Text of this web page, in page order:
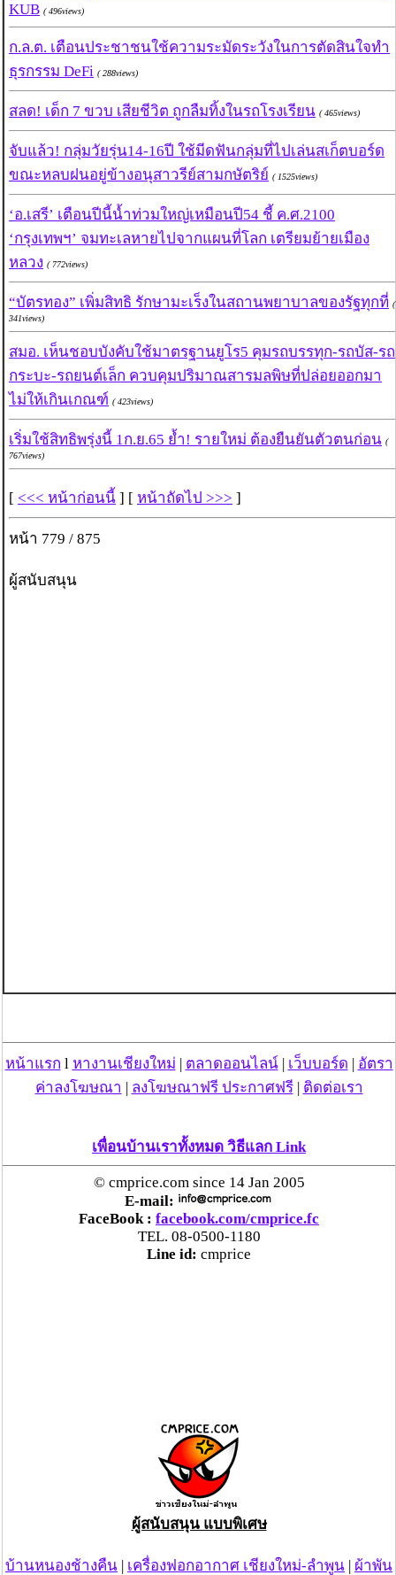
KUB ( 496views)
ก.ล.ต. เตือนประชาชนใช้ความระมัดระวังในการตัดสินใจทำ
ธุรกรรม DeFi ( 288views)
สลด! เด็ก 7 ขวบ เสียชีวิต ถูกลืมทิ้งในรถโรงเรียน ( 465views)
จับแล้ว! กลุ่มวัยรุ่น14-16ปี ใช้มีดฟันกลุ่มที่ไปเล่นสเก็ตบอร์ด
ขณะหลบฝนอยู่ข้างอนุสาวรีย์สามกษัตริย์ ( 1525views)
‘อ.เสรี’ เตือนปีนี้น้ำท่วมใหญ่เหมือนปี54 ชี้ ค.ศ.2100
‘กรุงเทพฯ’ จมทะเลหายไปจากแผนที่โลก เตรียมย้ายเมือง
หลวง ( 772views)
“บัตรทอง” เพิ่มสิทธิ รักษามะเร็งในสถานพยาบาลของรัฐทุกที่ (
341views)
สมอ. เห็นชอบบังคับใช้มาตรฐานยูโร5 คุมรถบรรทุก-รถบัส-รถ
กระบะ-รถยนต์เล็ก ควบคุมปริมาณสารมลพิษที่ปล่อยออกมา
ไม่ให้เกินเกณฑ์ ( 423views)
เริ่มใช้สิทธิพรุ่งนี้ 1ก.ย.65 ย้ำ! รายใหม่ ต้องยืนยันตัวตนก่อน (
767views)
[ <<< หน้าก่อนนี้ ] [ หน้าถัดไป >>> ]
หน้า 779 / 875
ผู้สนับสนุน
หน้าแรก l หางานเชียงใหม่ | ตลาดออนไลน์| เว็บบอร์ด | อัตรา
ค่าลงโฆษณา | ลงโฆษณาฟรี ประกาศฟรี| ติดต่อเรา
เพื่อนบ้านเราทั้งหมด วิธีแลก Link
© cmprice.com since 14 Jan 2005
E-mail:
FaceBook : facebook.com/cmprice.fc
TEL. 08-0500-1180
Line id: cmprice
ผู้สนับสนุน แบบพิเศษ
บ้านหนองช้างคืน | เครื่องฟอกอากาศ เชียงใหม่-ลำพูน | ผ้าพัน